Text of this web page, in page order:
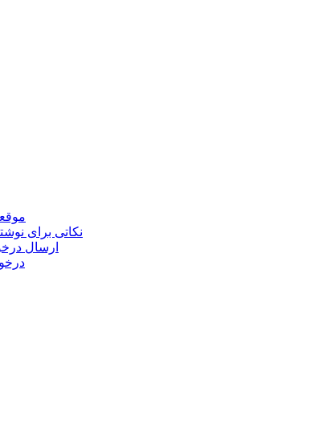
نکاتی برای
ارسال